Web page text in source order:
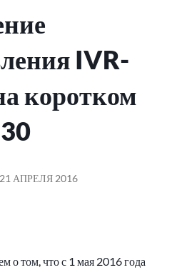
IVR-
коротком
21 АПРЕЛЯ 2016
о том, что с 1 мая 2016 года